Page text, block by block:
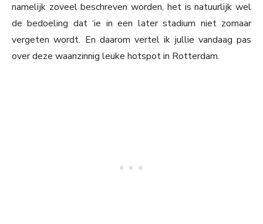
namelijk zoveel beschreven worden, het is natuurlijk wel
de bedoeling dat ‘ie in een later stadium niet zomaar
vergeten wordt. En daarom vertel ik jullie vandaag pas
over deze waanzinnig leuke hotspot in Rotterdam.